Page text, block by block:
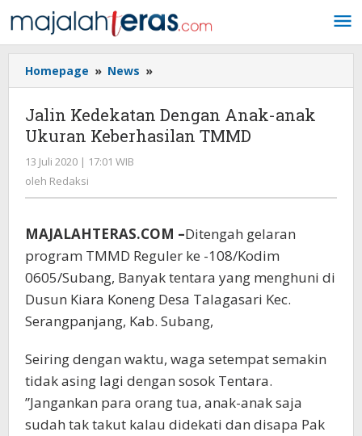
ke
konten
Homepage » News »
Kedekatan
Anak-
anak
Jalin Kedekatan Dengan Anak-anak
Ukuran Keberhasilan TMMD
13 Juli 2020 | 17:01 WIB
oleh Redaksi
MAJALAHTERAS.COM –Ditengah gelaran
program TMMD Reguler ke -108/Kodim
0605/Subang, Banyak tentara yang menghuni di
Dusun Kiara Koneng Desa Talagasari Kec.
Serangpanjang, Kab. Subang,
Seiring dengan waktu, waga setempat semakin
tidak asing lagi dengan sosok Tentara.
”Jangankan para orang tua, anak-anak saja
sudah tak takut kalau didekati dan disapa Pak